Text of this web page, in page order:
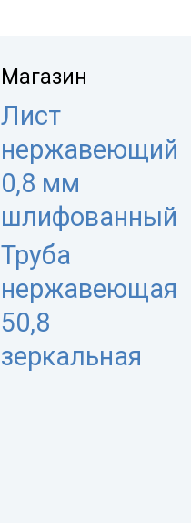
Магазин
Лист
нержавеющий
0,8 мм
шлифованный
Труба
нержавеющая
50,8
зеркальная